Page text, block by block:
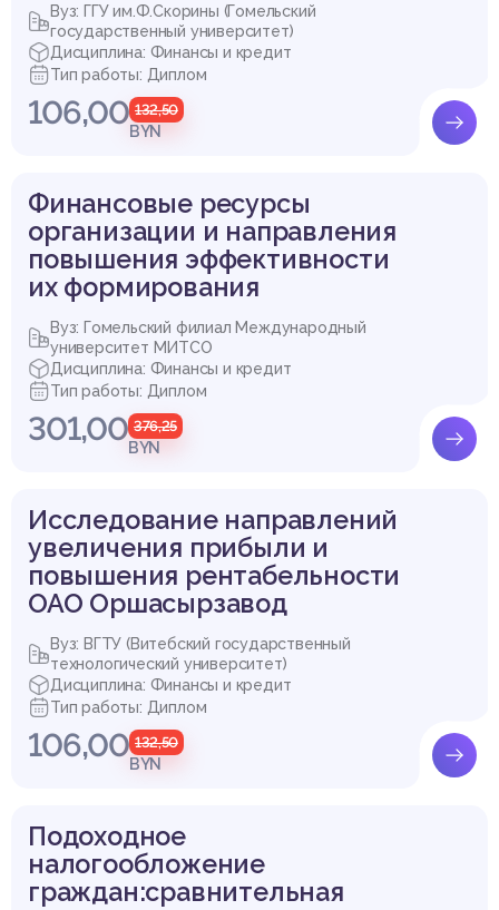
Вуз: ГГУ им.Ф.Скорины (Гомельский
государственный университет)
Дисциплина: Финансы и кредит
Тип работы: Диплом
106,00 132,50
BYN
Финансовые ресурсы
организации и направления
повышения эффективности
их формирования
Вуз: Гомельский филиал Международный
университет МИТСО
Дисциплина: Финансы и кредит
Тип работы: Диплом
301,00 376,25
BYN
Исследование направлений
увеличения прибыли и
повышения рентабельности
ОАО Оршасырзавод
Вуз: ВГТУ (Витебский государственный
технологический университет)
Дисциплина: Финансы и кредит
Тип работы: Диплом
106,00 132,50
BYN
Подоходное
налогообложение
граждан:сравнительная